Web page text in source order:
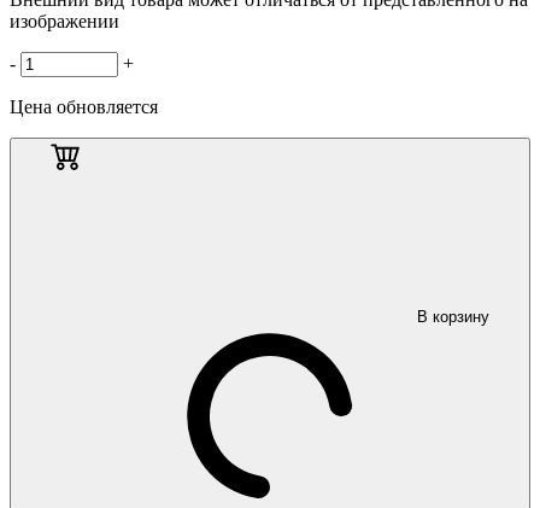
изображении
- +
Цена обновляется
В корзину